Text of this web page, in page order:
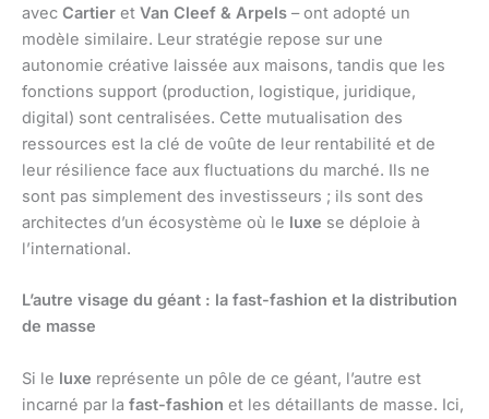
avec Cartier et Van Cleef & Arpels – ont adopté un
modèle similaire. Leur stratégie repose sur une
autonomie créative laissée aux maisons, tandis que les
fonctions support (production, logistique, juridique,
digital) sont centralisées. Cette mutualisation des
ressources est la clé de voûte de leur rentabilité et de
leur résilience face aux fluctuations du marché. Ils ne
sont pas simplement des investisseurs ; ils sont des
architectes d’un écosystème où le luxe se déploie à
l’international.
L’autre visage du géant : la fast-fashion et la distribution
de masse
Si le luxe représente un pôle de ce géant, l’autre est
incarné par la fast-fashion et les détaillants de masse. Ici,